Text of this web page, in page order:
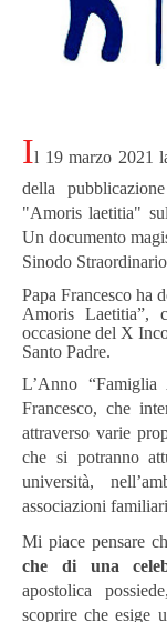
Il 19 marzo 2021
della
"Amoris laetitia"
Un documento
Sinodo
Papa Francesco ha
Amoris Laetitia”,
occasione del X
Santo Padre.
L’Anno
Francesco, che
attraverso varie
che si potranno
università,
associazioni
Mi piace pensare
che di una
apostolica
scoprire che esige